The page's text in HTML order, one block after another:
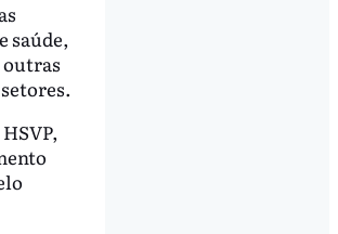
saúde,
outras